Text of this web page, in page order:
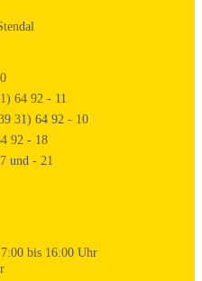
64 92 - 11
31) 64 92 - 10
92 - 18
und - 21
bis 16:00 Uhr